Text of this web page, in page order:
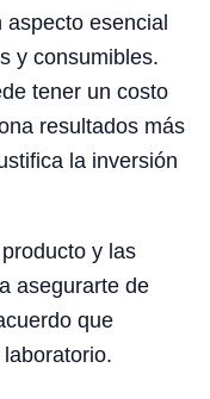
aspecto esencial
y consumibles.
tener un costo
resultados más
la inversión
y las
asegurarte de
que